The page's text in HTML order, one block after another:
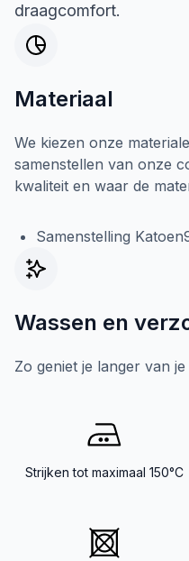
draagcomfort.
Materiaal
We kiezen onze
samenstellen van onze
kwaliteit en waar de
Samenstelling
Wassen en
Zo geniet je langer van
Strijken tot maximaal 150°C